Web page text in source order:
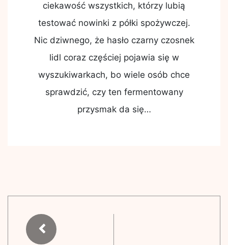
ciekawość wszystkich, którzy lubią
testować nowinki z półki spożywczej.
Nic dziwnego, że hasło czarny czosnek
lidl coraz częściej pojawia się w
wyszukiwarkach, bo wiele osób chce
sprawdzić, czy ten fermentowany
przysmak da się…